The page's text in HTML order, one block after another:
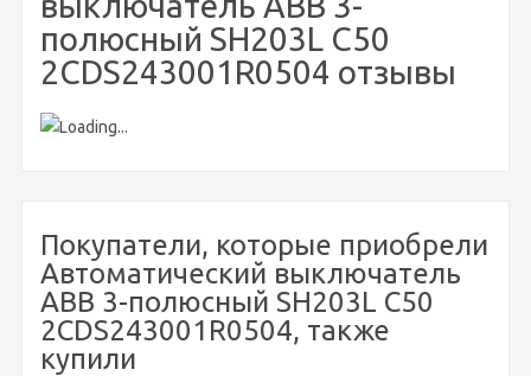
полюсный SH203L C50
2CDS243001R0504 отзывы
Покупатели, которые приобрели
Автоматический выключатель
ABB 3-полюсный SH203L C50
2CDS243001R0504, также
купили